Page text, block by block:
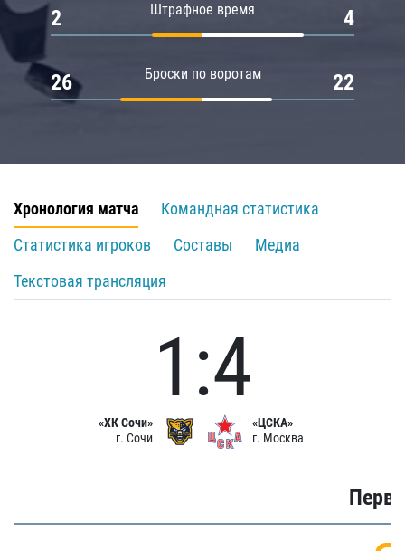
Штрафное время
2 4
Броски по воротам
26 22
Хронология матча
Командная статистика
Статистика игроков
Составы
Медиа
Текстовая трансляция
«ХК Сочи»
г. Сочи
1:4
«ЦСКА»
г. Москва